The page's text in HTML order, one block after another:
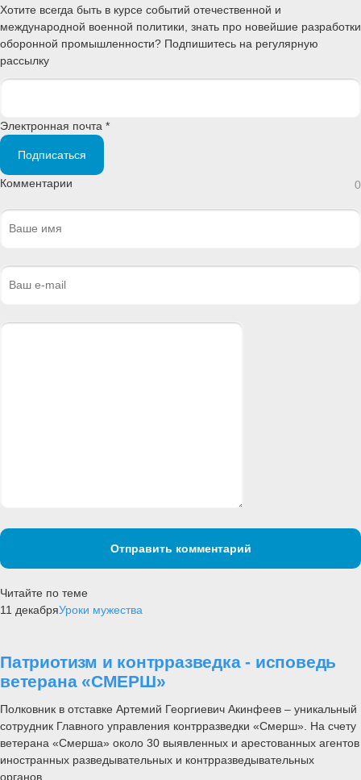
Хотите всегда быть в курсе событий отечественной и
международной военной политики, знать про новейшие разработки
оборонной промышленности? Подпишитесь на регулярную
рассылку
Электронная почта *
Подписаться
Комментарии 0
Отправить комментарий
Читайте по теме
11 декабряУроки мужества
Патриотизм и контрразведка - исповедь
ветерана «СМЕРШ»
Полковник в отставке Артемий Георгиевич Акинфеев – уникальный
сотрудник Главного управления контрразведки «Смерш». На счету
ветерана «Смерша» около 30 выявленных и арестованных агентов
иностранных разведывательных и контрразведывательных
органов.